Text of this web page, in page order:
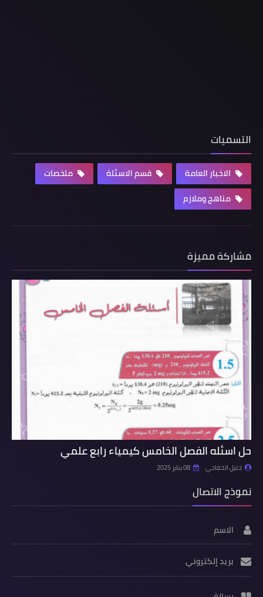
التسميات
الاخبار العامة قسم الاسئلة
ملخصات
مناهج وملازم
مشاركة مميزة
حل اسئله الفصل الخامس كيمياء رابع علمي
خليل الخفاجي 08 يناير 2025
نموذج الاتصال
الاسم
بريد إلكتروني